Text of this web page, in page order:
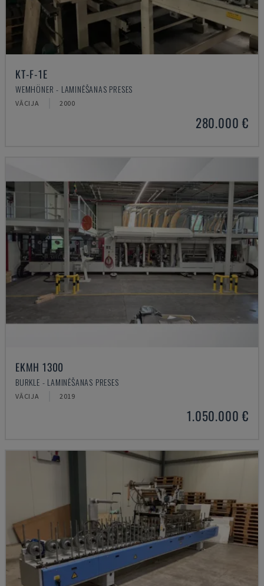
KT-F-1E
WEMHÖNER - LAMINĒŠANAS PRESES
VĀCIJA 2000
280.000 €
EKMH 1300
BURKLE - LAMINĒŠANAS PRESES
VĀCIJA 2019
1.050.000 €